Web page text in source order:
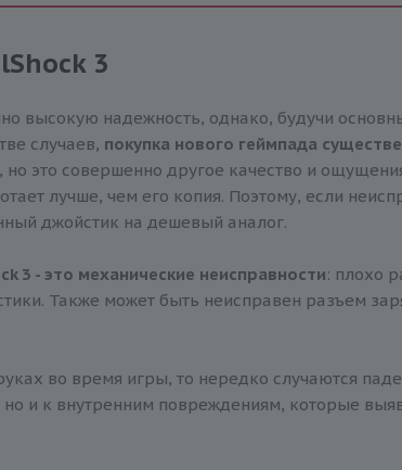
3
высокую надежность, однако, будучи
случаев, покупка нового геймпада
но это совершенно другое качество и
лучше, чем его копия. Поэтому, если
джойстик на дешевый аналог.
3 - это механические неисправности: плохо
Также может быть неисправен разъем
во время игры, то нередко случаются
и к внутренним повреждениям, которые